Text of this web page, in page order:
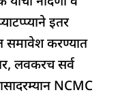
इतर
समावेश करण्यात
लवकरच सर्व
NCMC